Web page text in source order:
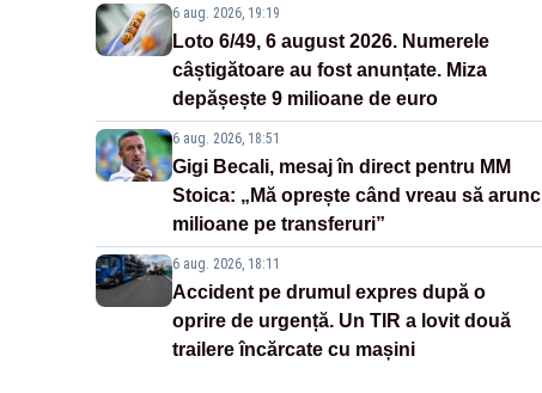
6 aug. 2026, 19:19
Loto 6/49, 6 august 2026. Numerele
câștigătoare au fost anunțate. Miza
depășește 9 milioane de euro
6 aug. 2026, 18:51
Gigi Becali, mesaj în direct pentru MM
Stoica: „Mă oprește când vreau să arunc
milioane pe transferuri”
6 aug. 2026, 18:11
Accident pe drumul expres după o
oprire de urgență. Un TIR a lovit două
trailere încărcate cu mașini